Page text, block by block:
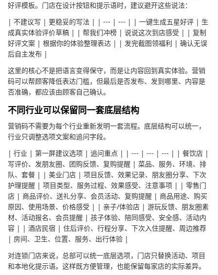
好评模板。门店在设计按钮和提示语时，建议避开这些说法：
| 不建议写 | 更稳妥的写法 | | --- | --- | | 一键生成五星好评 | 生
成真实体验评价草稿 | | 帮我们冲榜 | 说说这次到店感受 | | 复制
好评文案 | 根据你的体验整理表达 | | 发完截图领福利 | 确认无误
后自主发布 |
这里的核心不是把语言变得保守，而是让内容回到真实体验。营销
码可以帮顾客降低表达门槛，但最后是否发布、发到哪里、内容是
否准确，都应该由顾客自己确认。
不同行业可以保留同一套底层结构
营销码不需要为每个行业重新发明一套流程。底层结构可以统一，
行业只调整选项文案和追问字段。
| 行业 | 第一屏建议选项 | 追问重点 | | --- | --- | --- | | 餐饮店 |
写评价、发朋友圈、团购反馈、复购提醒 | 菜品、服务、环境、排
队、套餐 | | 美业门店 | 项目反馈、效果记录、朋友圈分享、下次
护理提醒 | 项目类型、服务过程、效果感受、注意事项 | | 零售门
店 | 商品评价、送礼分享、会员活动、复购提醒 | 商品用途、购买
原因、使用场景、价格感受 | | 亲子/体验店 | 游玩反馈、朋友圈素
材、活动报名、会员提醒 | 孩子体验、陪同感受、安全感、活动内
容 | | 酒店民宿 | 住后评价、行程分享、下次入住提醒、周边推荐
| 房间、卫生、位置、服务、出行体验 |
对连锁门店来说，总部可以统一底层选项，门店只替换活动、项目
和本地化提示语。这样既方便管理，也能保留每家店的实际差异。